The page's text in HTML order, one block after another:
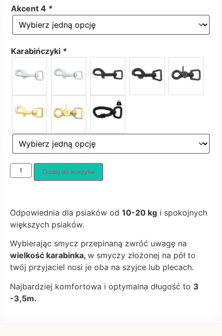
Akcent 4 *
Karabińczyki *
Dodaj do koszyka
Odpowiednia dla psiaków od 10-20 kg i spokojnych
większych psiaków.
Wybierając smycz przepinaną zwróć uwagę na
wielkość karabinka, w smyczy złożonej na pół to
twój przyjaciel nosi je oba na szyjce lub plecach.
Najbardziej komfortowa i optymalna długość to 3
-3,5m.